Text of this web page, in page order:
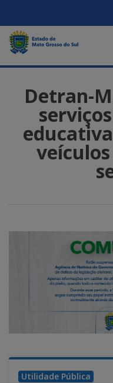
Detran-
Utilidade Pública